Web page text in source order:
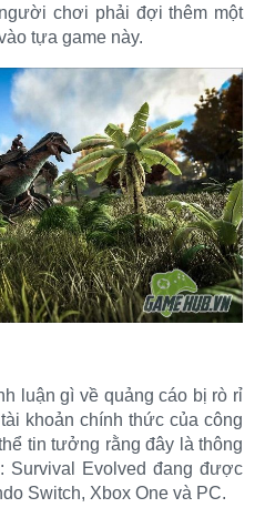
chơi phải đợi thêm một
tựa game này.​
luận gì về quảng cáo bị rò rỉ
khoản chính thức của công
tin tưởng rằng đây là thông
Survival Evolved đang được
Switch, Xbox One và PC.​